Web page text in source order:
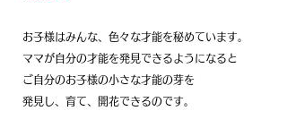
お子様はみんな、色々な才能を秘めています。
ママが自分の才能を発見できるようになると
ご自分のお子様の小さな才能の芽を
発見し、育て、開花できるのです。